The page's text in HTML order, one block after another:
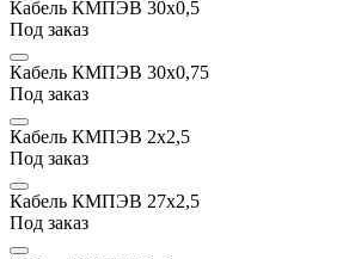
Кабель КМПЭВ 30x0,5
Под заказ
Кабель КМПЭВ 30x0,75
Под заказ
Кабель КМПЭВ 2х2,5
Под заказ
Кабель КМПЭВ 27х2,5
Под заказ